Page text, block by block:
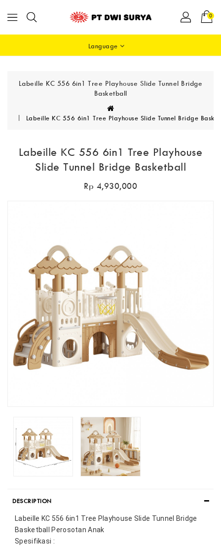
0
Language
Labeille KC 556 6in1 Tree Playhouse Slide Tunnel Bridge
Basketball
Labeille KC 556 6in1 Tree Playhouse Slide Tunnel Bridge
Labeille KC 556 6in1 Tree Playhouse
Slide Tunnel Bridge Basketball
Rp 4,930,000
DESCRIPTION
Labeille KC 556 6in1 Tree Playhouse Slide Tunnel Bridge
Basketball Perosotan Anak
Spesifikasi :